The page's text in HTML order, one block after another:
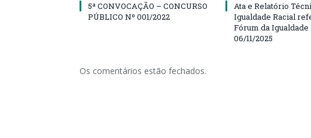
5ª CONVOCAÇÃO – CONCURSO
PÚBLICO Nº 001/2022
Ata e Relatório
Igualdade Racial
Fórum da Igualdade
06/11/2025
Os comentários estão fechados.